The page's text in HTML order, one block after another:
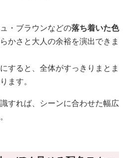
・ブラウンなどの落ち着いた色
かさと大人の余裕を演出できま
すると、全体がすっきりまとま
ます。
すれば、シーンに合わせた幅広